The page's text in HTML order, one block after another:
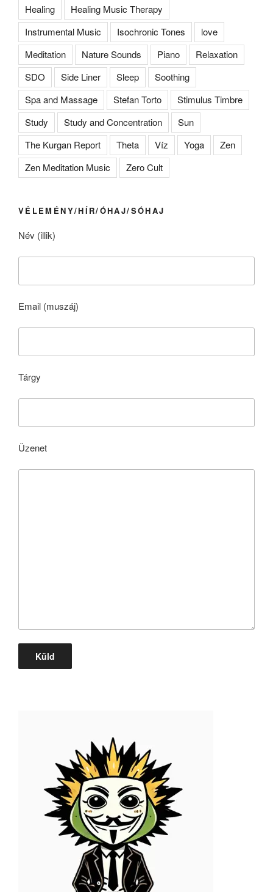
Healing
Healing Music Therapy
Instrumental Music
Isochronic Tones
love
Meditation
Nature Sounds Piano
Relaxation
SDO
Side Liner Sleep
Soothing
Spa and Massage
Stefan Torto
Stimulus Timbre
Study
Study and Concentration
Sun
The Kurgan Report
Theta Víz Yoga
Zen
Zen Meditation Music
Zero Cult
VÉLEMÉNY/HÍR/ÓHAJ/SÓHAJ
Név (illik)
Email (muszáj)
Tárgy
Üzenet